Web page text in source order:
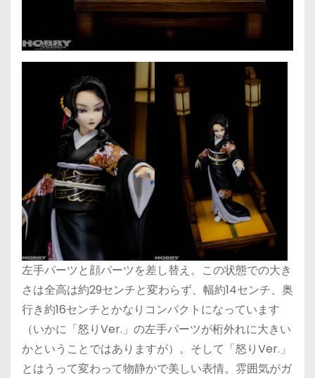
左手パーツと顔パーツを差し替え。この状態での大き
さは全高は約29センチと変わらず、幅約14センチ、奥
行き約16センチとかなりコンパクトになっています
（いかに「怒りVer.」の左手パーツが桁外れに大きい
かということではありますが）。そして「怒りVer.」
とはうって変わって物静かで美しい表情。雰囲気がガ